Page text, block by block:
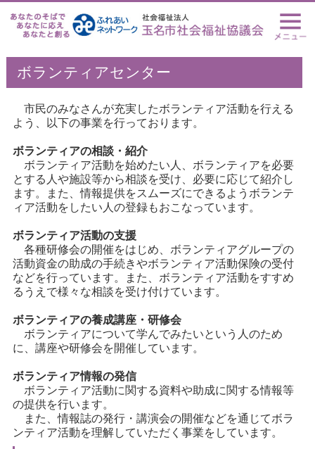
ボランティアセンター
市民のみなさんが充実したボランティア活動を行える
よう、以下の事業を行っております。
ボランティアの相談・紹介
ボランティア活動を始めたい人、ボランティアを必要
とする人や施設等から相談を受け、必要に応じて紹介し
ます。また、情報提供をスムーズにできるようボランテ
ィア活動をしたい人の登録もおこなっています。
ボランティア活動の支援
各種研修会の開催をはじめ、ボランティアグループの
活動資金の助成の手続きやボランティア活動保険の受付
などを行っています。また、ボランティア活動をすすめ
るうえで様々な相談を受け付けています。
ボランティアの養成講座・研修会
ボランティアについて学んでみたいという人のため
に、講座や研修会を開催しています。
ボランティア情報の発信
ボランティア活動に関する資料や助成に関する情報等
の提供を行います。
また、情報誌の発行・講演会の開催などを通じてボラ
ンティア活動を理解していただく事業をしています。